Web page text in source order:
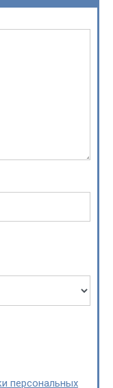
персональных